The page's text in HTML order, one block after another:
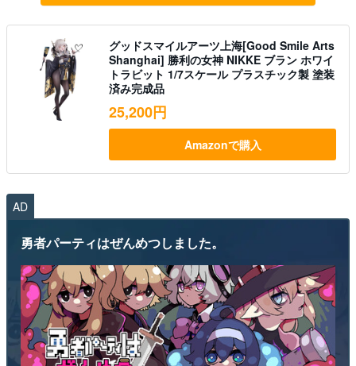
グッドスマイルアーツ上海[Good Smile Arts
Shanghai] 勝利の女神 NIKKE ブラン ホワイ
トラビット 1/7スケール プラスチック製 塗装
済み完成品
25,200円
Amazonで購入
AD
勇者パーティはぜんめつしました。